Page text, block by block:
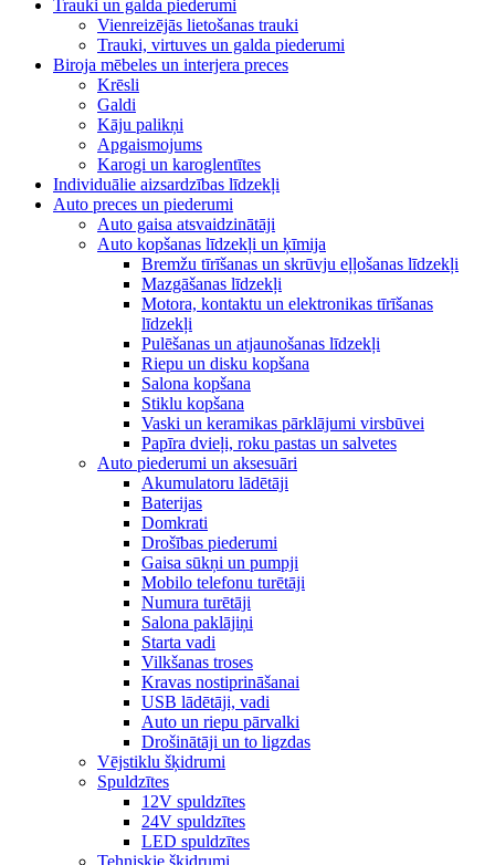
Trauki un galda piederumi
Vienreizējās lietošanas trauki
Trauki, virtuves un galda piederumi
Biroja mēbeles un interjera preces
Krēsli
Galdi
Kāju palikņi
Apgaismojums
Karogi un karoglentītes
Individuālie aizsardzības līdzekļi
Auto preces un piederumi
Auto gaisa atsvaidzinātāji
Auto kopšanas līdzekļi un ķīmija
Bremžu tīrīšanas un skrūvju eļļošanas līdzekļi
Mazgāšanas līdzekļi
Motora, kontaktu un elektronikas tīrīšanas
līdzekļi
Pulēšanas un atjaunošanas līdzekļi
Riepu un disku kopšana
Salona kopšana
Stiklu kopšana
Vaski un keramikas pārklājumi virsbūvei
Papīra dvieļi, roku pastas un salvetes
Auto piederumi un aksesuāri
Akumulatoru lādētāji
Baterijas
Domkrati
Drošības piederumi
Gaisa sūkņi un pumpji
Mobilo telefonu turētāji
Numura turētāji
Salona paklājiņi
Starta vadi
Vilkšanas troses
Kravas nostiprināšanai
USB lādētāji, vadi
Auto un riepu pārvalki
Drošinātāji un to ligzdas
Vējstiklu šķidrumi
Spuldzītes
12V spuldzītes
24V spuldzītes
LED spuldzītes
Tehniskie šķidrumi